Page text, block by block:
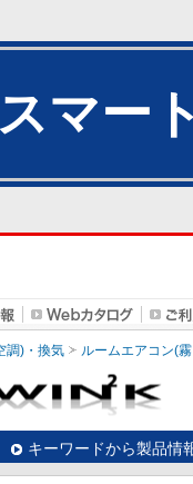
スマー
調)・換気 ルームエアコン(
キーワードから製品情